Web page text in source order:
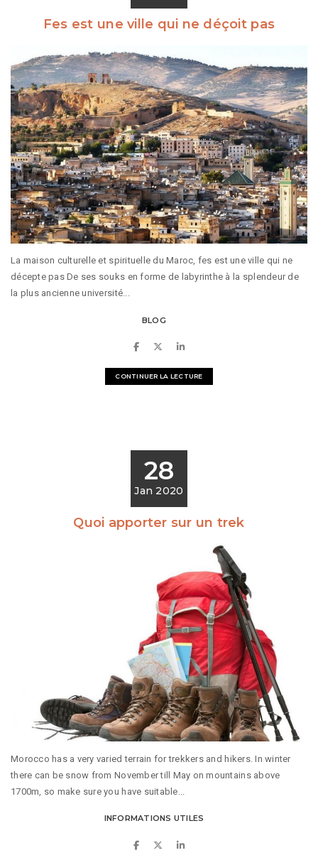
Fes est une ville qui ne déçoit pas
La maison culturelle et spirituelle du Maroc, fes est une ville qui ne
décepte pas De ses souks en forme de labyrinthe à la splendeur de
la plus ancienne université...
BLOG
CONTINUER LA LECTURE
28
Jan 2020
Quoi apporter sur un trek
Morocco has a very varied terrain for trekkers and hikers. In winter
there can be snow from November till May on mountains above
1700m, so make sure you have suitable...
INFORMATIONS UTILES